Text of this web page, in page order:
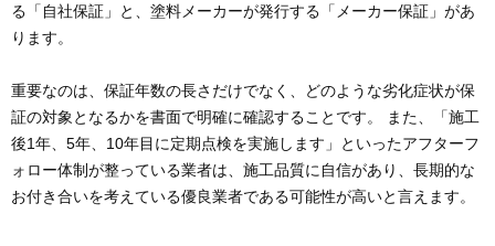
る「自社保証」と、塗料メーカーが発行する「メーカー保証」があ
ります。
重要なのは、保証年数の長さだけでなく、どのような劣化症状が保
証の対象となるかを書面で明確に確認することです。 また、「施工
後1年、5年、10年目に定期点検を実施します」といったアフターフ
ォロー体制が整っている業者は、施工品質に自信があり、長期的な
お付き合いを考えている優良業者である可能性が高いと言えます。